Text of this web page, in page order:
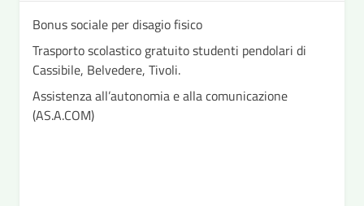
Bonus sociale per disagio fisico
Trasporto scolastico gratuito studenti pendolari di
Cassibile, Belvedere, Tivoli.
Assistenza all’autonomia e alla comunicazione
(AS.A.COM)